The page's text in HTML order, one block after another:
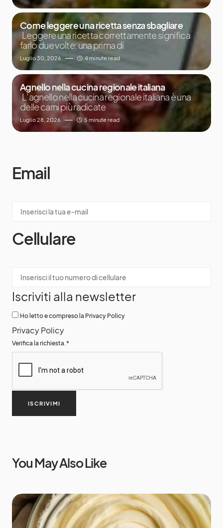
Come leggere una ricetta senza sbagliare
Leggere una ricetta correttamente significa
farlo due volte: una prima di
Luglio 30, 2026 4 minute read
Agnello nella cucina regionale italiana
L’agnello nella cucina regionale italiana è una
delle carni più radicate
Luglio 28, 2026 5 minute read
Email
Cellulare
Iscriviti alla newsletter
Ho letto e compreso la Privacy Policy
Privacy Policy
Verifica la richiesta.*
ISCRIVIMI
You May Also Like